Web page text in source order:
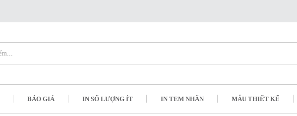
BÁO GIÁ IN SỐ LƯỢNG ÍT IN TEM NHÃN MẪU THIẾT KẾ